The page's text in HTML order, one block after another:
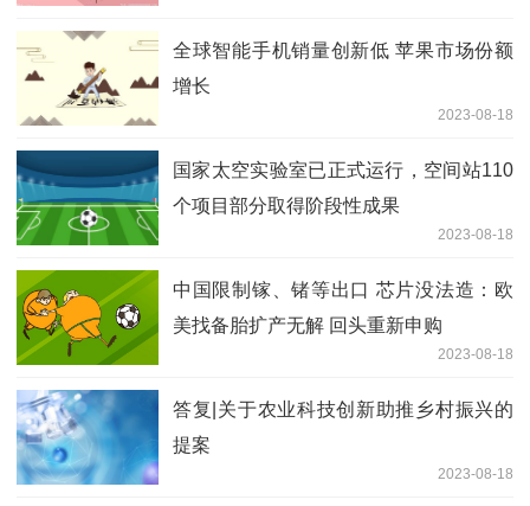
全球智能手机销量创新低 苹果市场份额
增长
2023-08-18
国家太空实验室已正式运行，空间站110
个项目部分取得阶段性成果
2023-08-18
中国限制镓、锗等出口 芯片没法造：欧
美找备胎扩产无解 回头重新申购
2023-08-18
答复|关于农业科技创新助推乡村振兴的
提案
2023-08-18